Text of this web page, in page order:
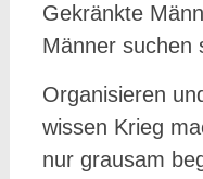
Gekränkte
Männer suchen
Organisieren
wissen Krieg
nur grausam